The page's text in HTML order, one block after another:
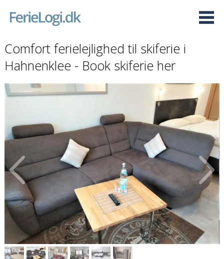
Comfort ferielejlighed til skiferie i
Hahnenklee - Book skiferie her